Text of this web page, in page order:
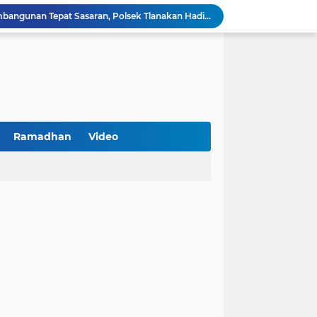
Kawal Perencanaan Pembangunan Tepat Sasaran, Polsek Tlanakan Hadiri Musrenbangdes Desa Bandaran
BPS Sampang: UMKM dan Usaha Besar Wajib Terdata di Sensus Ekonomi 2026, Kunci Kebijakan Tepat Sasaran
Baru Industri Jasa Keuangan
Ramadhan Video